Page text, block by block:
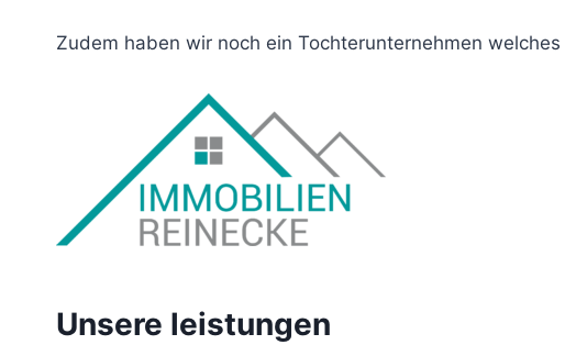
Zudem haben wir noch ein Tochterunternehmen
Unsere leistungen